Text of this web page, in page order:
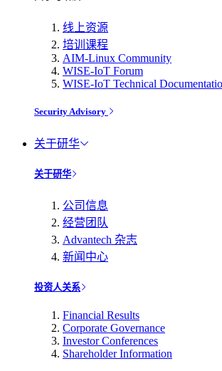
线上资源
培训课程
AIM-Linux Community
WISE-IoT Forum
WISE-IoT Technical
Security Advisory
关于研华
关于研华
公司信息
经营团队
Advantech 杂志
新闻中心
投资人关系
Financial Results
Corporate Governance
Investor Conferences
Shareholder Information